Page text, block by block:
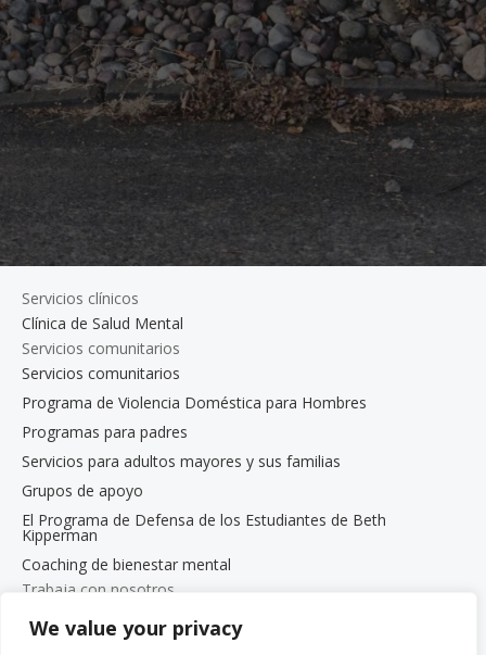
We value your privacy
Servicios clínicos
Clínica de Salud Mental
Servicios comunitarios
Servicios comunitarios
Programa de Violencia Doméstica para Hombres
Programas para padres
Servicios para adultos mayores y sus familias
Grupos de apoyo
El Programa de Defensa de los Estudiantes de Beth
Kipperman
Coaching de bienestar mental
Trabaja con nosotros
Oportunidades de empleo